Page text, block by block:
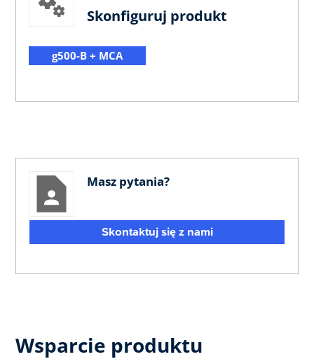
Skonfiguruj produkt
g500-B + MCA
Masz pytania?
Skontaktuj się z nami
Wsparcie produktu